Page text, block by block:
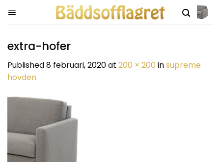
extra-hofer
Published8 februari, 2020at 200 × 200 insupreme
hovden